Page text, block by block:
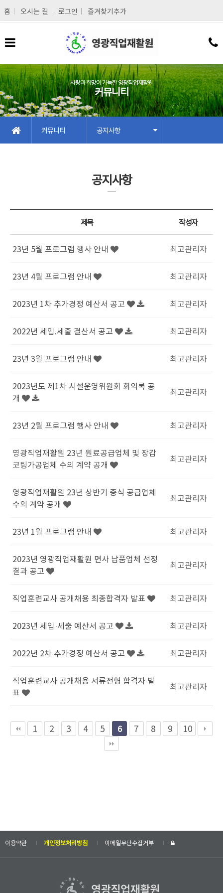
홈
오시는 길 로그인 즐겨찾기추가
사랑과 희망이 가득한 영광직업재활원
커뮤니티
커뮤니티 공지사항
공지사항
제목 작성자
23년 5월 프로그램 행사 안내 최고관리자
23년 4월 프로그램 안내 최고관리자
2023년 1차 추가경정 예산서 공고 최고관리자
2022년 세입.세출 결산서 공고 최고관리자
23년 3월 프로그램 안내 최고관리자
2023년도 제1차 시설운영위원회 회의록 공
개
최고관리자
23년 2월 프로그램 행사 안내 최고관리자
영광직업재활원 23년 원료공급업체 및 장갑
코팅가공업체 수의 계약 공개
최고관리자
영광직업재활원 23년 상반기 중식 공급업체
수의 계약 공개
최고관리자
23년 1월 프로그램 안내 최고관리자
2023년 영광직업재활원 면사 납품업체 선정
결과 공고
최고관리자
직업훈련교사 공개채용 최종합격자 발표 최고관리자
2023년 세입·세출 예산서 공고 최고관리자
2022년 2차 추가경정 예산서 공고 최고관리자
직업훈련교사 공개채용 서류전형 합격자 발
표
최고관리자
1 2 3 4 5 6 7 8 9 10
이용약관 개인정보처리방침 이메일무단수집거부